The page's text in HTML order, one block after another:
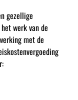
gezellige
werk van de
met de